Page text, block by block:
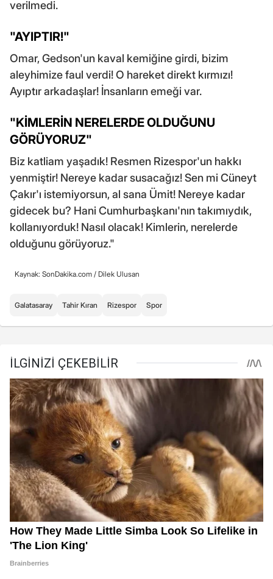
verilmedi.
"AYIPTIR!"
Omar, Gedson'un kaval kemiğine girdi, bizim
aleyhimize faul verdi! O hareket direkt kırmızı!
Ayıptır arkadaşlar! İnsanların emeği var.
"KİMLERİN NERELERDE OLDUĞUNU
GÖRÜYORUZ"
Biz katliam yaşadık! Resmen Rizespor'un hakkı
yenmiştir! Nereye kadar susacağız! Sen mi Cüneyt
Çakır'ı istemiyorsun, al sana Ümit! Nereye kadar
gidecek bu? Hani Cumhurbaşkanı'nın takımıydık,
kollanıyorduk! Nasıl olacak! Kimlerin, nerelerde
olduğunu görüyoruz."
Kaynak: SonDakika.com / Dilek Ulusan
Galatasaray Tahir Kıran Rizespor Spor